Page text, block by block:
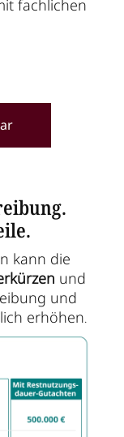
fachlichen
kann die
und
und
erhöhen.